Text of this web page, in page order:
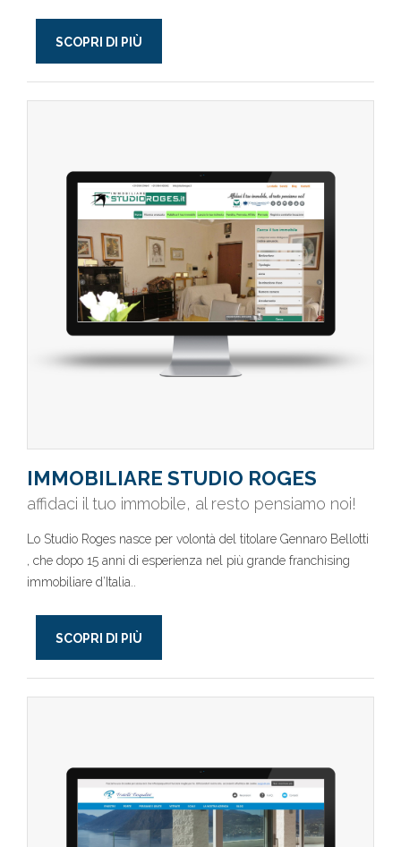
SCOPRI DI PIÙ
IMMOBILIARE STUDIO ROGES
affidaci il tuo immobile, al resto pensiamo noi!
Lo Studio Roges nasce per volontà del titolare Gennaro Bellotti
, che dopo 15 anni di esperienza nel più grande franchising
immobiliare d’Italia..
SCOPRI DI PIÙ